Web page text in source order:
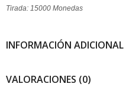
Tirada: 15000 Monedas
INFORMACIÓN ADICIONAL
VALORACIONES (0)